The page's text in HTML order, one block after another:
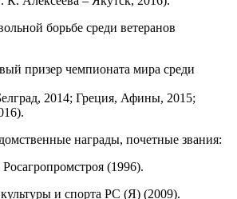
борьбе среди ветеранов
призер чемпионата мира среди
2014; Греция, Афины, 2015;
награды, почетные звания:
(1996).
и спорта РС (Я) (2009).